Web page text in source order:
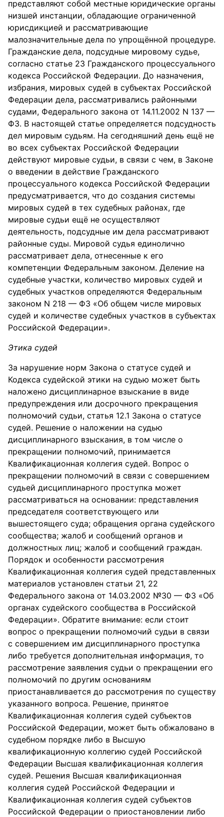
представляют собой местные юридические органы
низшей инстанции, обладающие ограниченной
юрисдикцией и рассматривающие
малозначительные дела по упрощённой процедуре.
Гражданские дела, подсудные мировому судье,
согласно статье 23 Гражданского процессуального
кодекса Российской Федерации. До назначения,
избрания, мировых судей в субъектах Российской
Федерации дела, рассматривались районными
судами, Федерального закона от 14.11.2002 N 137 —
ФЗ. В настоящей статье определяется подсудность
дел мировым судьям. На сегодняшний день ещё не
во всех субъектах Российской Федерации
действуют мировые судьи, в связи с чем, в Законе
о введении в действие Гражданского
процессуального кодекса Российской Федерации
предусматривается, что до создания системы
мировых судей в тех судебных районах, где
мировые судьи ещё не осуществляют
деятельность, подсудные им дела рассматривают
районные суды. Мировой судья единолично
рассматривает дела, отнесенные к его
компетенции Федеральным законом. Деление на
судебные участки, количество мировых судей и
судебных участков определяются Федеральным
законом N 218 — ФЗ «Об общем числе мировых
судей и количестве судебных участков в субъектах
Российской Федерации».
Этика судей
За нарушение норм Закона о статусе судей и
Кодекса судейской этики на судью может быть
наложено дисциплинарное взыскание в виде
предупреждения или досрочного прекращения
полномочий судьи, статья 12.1 Закона о статусе
судей. Решение о наложении на судью
дисциплинарного взыскания, в том числе о
прекращении полномочий, принимается
Квалификационная коллегия судей. Вопрос о
прекращении полномочий в связи с совершением
судьей дисциплинарного проступка может
рассматриваться на основании: представления
председателя соответствующего или
вышестоящего суда; обращения органа судейского
сообщества; жалоб и сообщений органов и
должностных лиц; жалоб и сообщений граждан.
Порядок и особенности рассмотрения
Квалификационная коллегия судей представленных
материалов установлен статьи 21, 22
Федерального закона от 14.03.2002 №30 — ФЗ «Об
органах судейского сообщества в Российской
Федерации». Обратите внимание: если стоит
вопрос о прекращении полномочий судьи в связи
с совершением им дисциплинарного проступка
либо требуется дополнительная информация, то
рассмотрение заявления судьи о прекращении его
полномочий по другим основаниям
приостанавливается до рассмотрения по существу
указанного вопроса. Решение, принятое
Квалификационная коллегия судей субъектов
Российской Федерации, может быть обжаловано в
судебном порядке либо в Высшую
квалификационную коллегию судей Российской
Федерации Высшая квалификационная коллегия
судей. Решения Высшая квалификационная
коллегия судей Российской Федерации и
Квалификационная коллегия судей субъектов
Российской Федерации о приостановлении либо